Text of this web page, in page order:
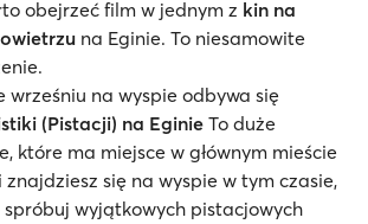
obejrzeć film w jednym z kin na
na Eginie. To niesamowite
wrześniu na wyspie odbywa się
(Pistacji) na Eginie To duże
które ma miejsce w głównym mieście
znajdziesz się na wyspie w tym czasie,
spróbuj wyjątkowych pistacjowych